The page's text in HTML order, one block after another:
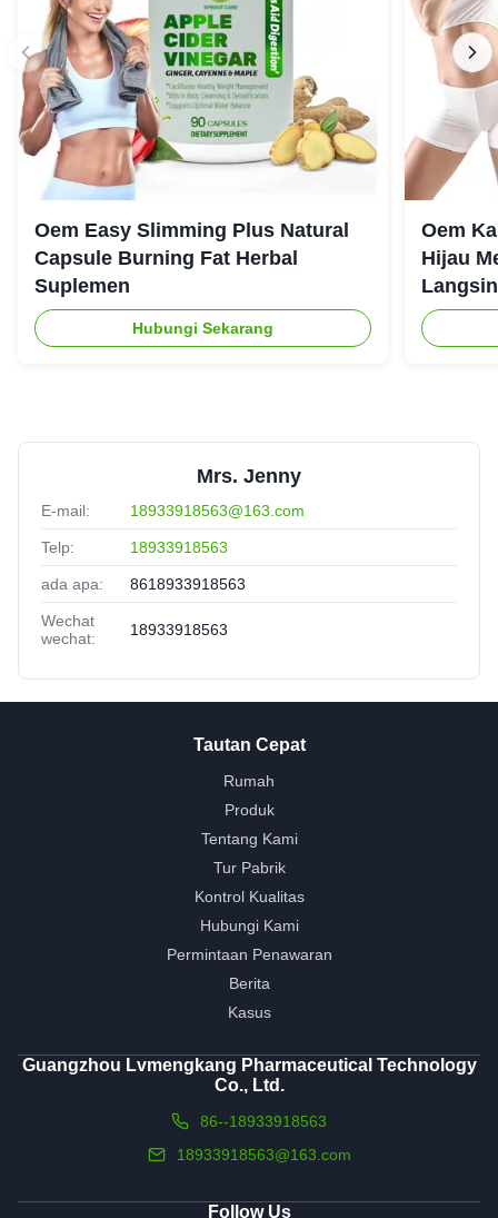
Oem Easy Slimming Plus Natural
Capsule Burning Fat Herbal
Suplemen
Hubungi Sekarang
Oem
Hijau
Mrs. Jenny
E-mail: 18933918563@163.com
Telp: 18933918563
ada apa: 8618933918563
Wechat
wechat:
18933918563
Tautan Cepat
Rumah
Produk
Tentang Kami
Tur Pabrik
Kontrol Kualitas
Hubungi Kami
Permintaan Penawaran
Berita
Kasus
Guangzhou Lvmengkang Pharmaceutical Technology
Co., Ltd.
86--18933918563
18933918563@163.com
Follow Us